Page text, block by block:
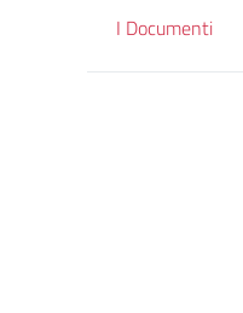
I Documenti